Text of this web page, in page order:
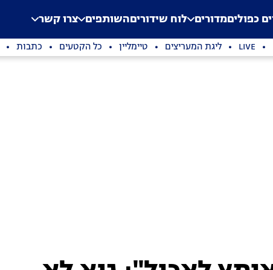
Application error: a
. כפוליםמדורים לוח שידוריםהשותפים צרו קשר
LIVE ליגת המעריצים טיימליין כל הקטעים כתבות